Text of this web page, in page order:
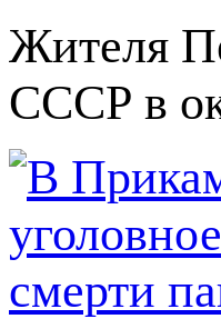
Жителя
СССР в